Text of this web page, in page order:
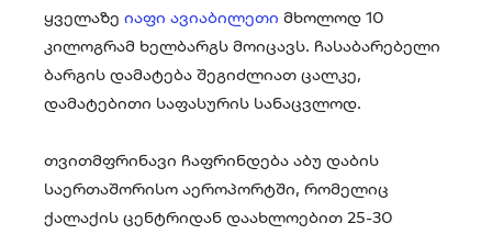
ყველაზე იაფი ავიაბილეთი მხოლოდ 10
კილოგრამ ხელბარგს მოიცავს. ჩასაბარებელი
ბარგის დამატება შეგიძლიათ ცალკე,
დამატებითი საფასურის სანაცვლოდ.
თვითმფრინავი ჩაფრინდება აბუ დაბის
საერთაშორისო აეროპორტში, რომელიც
ქალაქის ცენტრიდან დაახლოებით 25-30